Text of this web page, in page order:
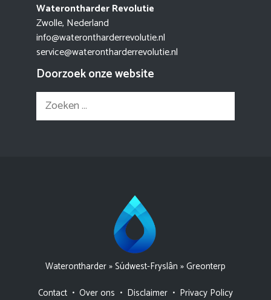
Waterontharder Revolutie
Zwolle, Nederland
info@waterontharderrevolutie.nl
service@waterontharderrevolutie.nl
Doorzoek onze website
Zoek
naar:
Waterontharder»Súdwest-Fryslân »Greonterp
Contact • Over ons • Disclaimer • Privacy Policy